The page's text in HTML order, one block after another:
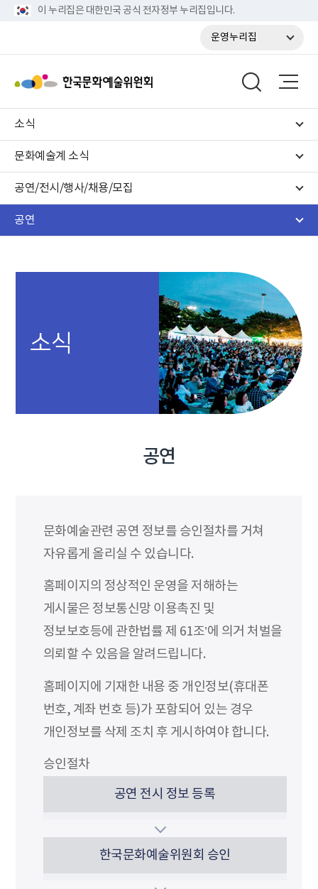
이 누리집은 대한민국 공식 전자정부 누리집입니다.
운영누리집
소식
문화예술계 소식
공연/전시/행사/채용/모집
공연
소식
공연
문화예술관련 공연 정보를 승인절차를 거쳐
자유롭게 올리실 수 있습니다.
홈페이지의 정상적인 운영을 저해하는
게시물은 정보통신망 이용촉진 및
정보보호등에 관한법률 제 61조’에 의거 처벌을
의뢰할 수 있음을 알려드립니다.
홈페이지에 기재한 내용 중 개인정보(휴대폰
번호, 계좌 번호 등)가 포함되어 있는 경우
개인정보를 삭제 조치 후 게시하여야 합니다.
승인절차
공연 전시 정보 등록
한국문화예술위원회 승인